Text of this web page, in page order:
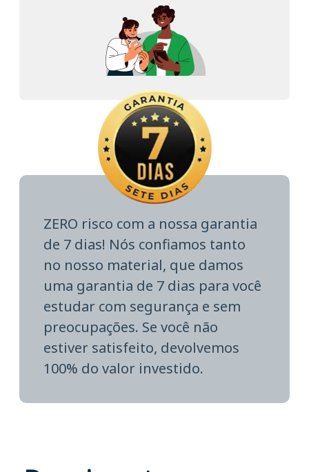
ZERO risco com a nossa garantia
de 7 dias! Nós confiamos tanto
no nosso material, que damos
uma garantia de 7 dias para você
estudar com segurança e sem
preocupações. Se você não
estiver satisfeito, devolvemos
100% do valor investido.